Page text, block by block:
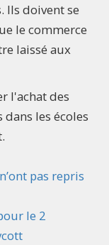
Ils doivent se
le commerce
laissé aux
l'achat des
les écoles
pas repris
le 2